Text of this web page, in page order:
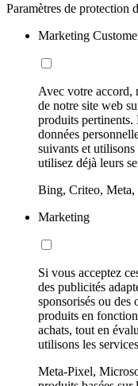
Paramètres de protection
Marketing
Avec votre accord,
de notre site web
produits pertinents.
données
suivants et
utilisez déjà leurs
Bing, Criteo,
Marketing
Si vous acceptez
des publicités
sponsorisés ou des
produits en
achats, tout en
utilisons les
Meta-Pixel,